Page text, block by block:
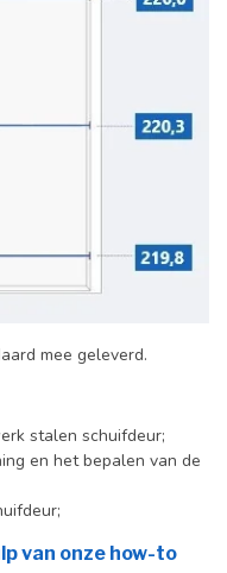
mee geleverd.
stalen schuifdeur;
en het bepalen van de
van onze how-to